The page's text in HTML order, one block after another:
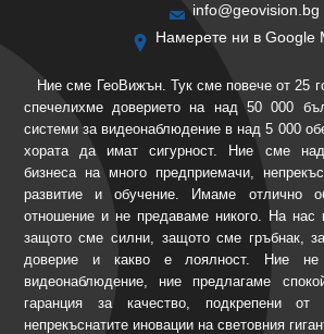
info@geovision.bg
Намерете ни в Google
Ние сме ГеоВижън. Тук сме повече от 25
спечелихме доверието на над 50 000
системи за видеонаблюдение в над 5 000
хората да имат сигурност. Ние сме
бизнеса на много предприемачи,
развитие и обучение. Имаме отлично
отношение и не предаваме никого. На нас
защото сме силни, защото сме гръбнак,
доверие и какво е лоялност. Ние не
видеонаблюдение, ние предлагаме
гаранция за качество, подкрепени
непрекъснатите иновации на световния